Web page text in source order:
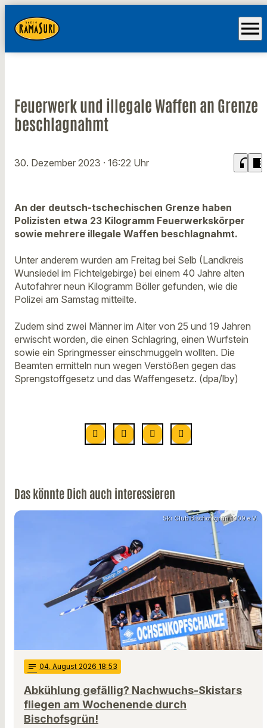
menu
Feuerwerk und illegale Waffen an Grenze
beschlagnahmt
30. Dezember 2023 · 16:22 Uhr headphones chrome_reader_mode
An der deutsch-tschechischen Grenze haben
Polizisten etwa 23 Kilogramm Feuerwerkskörper
sowie mehrere illegale Waffen beschlagnahmt.
Unter anderem wurden am Freitag bei Selb (Landkreis
Wunsiedel im Fichtelgebirge) bei einem 40 Jahre alten
Autofahrer neun Kilogramm Böller gefunden, wie die
Polizei am Samstag mitteilte.
Zudem sind zwei Männer im Alter von 25 und 19 Jahren
erwischt worden, die einen Schlagring, einen Wurfstein
sowie ein Springmesser einschmuggeln wollten. Die
Beamten ermitteln nun wegen Verstößen gegen das
Sprengstoffgesetz und das Waffengesetz. (dpa/lby)
Das könnte Dich auch interessieren
Ski Club Bischofsgrün 1909 e.V.
notes 04. August 2026 18:53
Abkühlung gefällig? Nachwuchs-Skistars
fliegen am Wochenende durch
Bischofsgrün!